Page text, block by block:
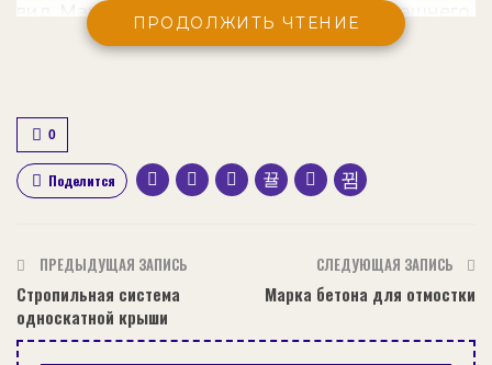
вид. Мансарды любят за атмосферу домашнего
покоя и тепла. Для быстрого и удобного
Содержание статьи:
Разновидности лестниц
Технология монтажа деревянной лестницы
Видео-обзор: Установка лестницы
Винтовая лестница на мансарду
Видео-обзор: Монтаж винтовой
ПРОДОЛЖИТЬ ЧТЕНИЕ
0
Поделится
ПРЕДЫДУЩАЯ ЗАПИСЬ
Стропильная система
односкатной крыши
СЛЕДУЮЩАЯ ЗАПИСЬ
Марка бетона для отмостки